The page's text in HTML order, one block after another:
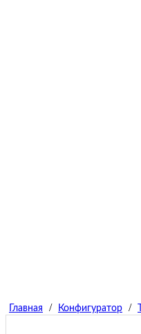
Главная / Конфигуратор /